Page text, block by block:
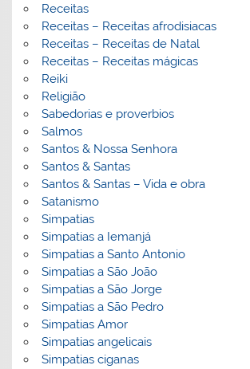
Receitas
Receitas – Receitas afrodisiacas
Receitas – Receitas de Natal
Receitas – Receitas mágicas
Reiki
Religião
Sabedorias e proverbios
Salmos
Santos & Nossa Senhora
Santos & Santas
Santos & Santas – Vida e obra
Satanismo
Simpatias
Simpatias a Iemanjá
Simpatias a Santo Antonio
Simpatias a São João
Simpatias a São Jorge
Simpatias a São Pedro
Simpatias Amor
Simpatias angelicais
Simpatias ciganas